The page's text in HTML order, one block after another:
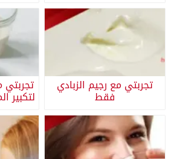
تجربتي مع رجيم الزبادي
فقط
تجربتي
لتكبير